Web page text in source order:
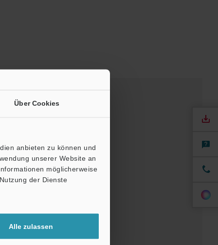
Über Cookies
anbieten zu können und
unserer Website an
möglicherweise
der Dienste
Alle zulassen